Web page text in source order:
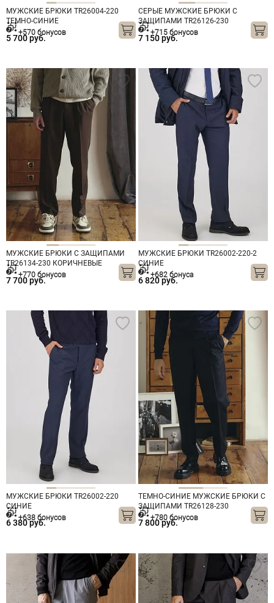
МУЖСКИЕ БРЮКИ TR26004-220
ТЕМНО-СИНИЕ
5 700 руб.
+570 бонусов
СЕРЫЕ МУЖСКИЕ БРЮКИ С
ЗАЩИПАМИ TR26126-230
7 150 руб.
+715 бонусов
МУЖСКИЕ БРЮКИ С ЗАЩИПАМИ
TR26134-230 КОРИЧНЕВЫЕ
7 700 руб.
+770 бонусов
МУЖСКИЕ БРЮКИ TR26002-220-2
СИНИЕ
6 820 руб.
+682 бонуса
МУЖСКИЕ БРЮКИ TR26002-220
СИНИЕ
6 380 руб.
+638 бонусов
ТЕМНО-СИНИЕ МУЖСКИЕ БРЮКИ С
ЗАЩИПАМИ TR26128-230
7 800 руб.
+780 бонусов